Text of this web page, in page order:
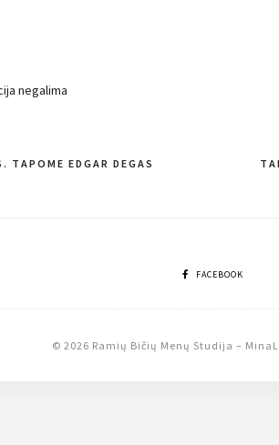
negalima
TAPOME EDGAR DEGAS
FACEBOOK
© 2026 Ramių Bičių Menų Studija –